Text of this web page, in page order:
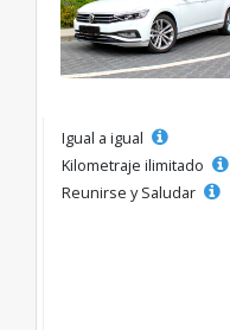
Igual a igual
Kilometraje ilimitado
Reunirse y Saludar